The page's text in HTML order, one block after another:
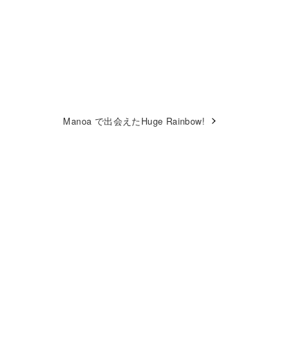
Manoa で出会えたHuge Rainbow!